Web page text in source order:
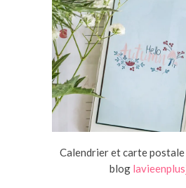
Calendrier et carte postale
blog